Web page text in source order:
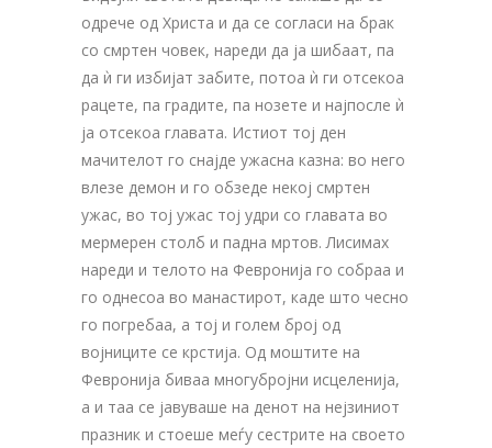
одрече од Христа и да се согласи на брак
со смртен човек, нареди да ја шибаат, па
да ѝ ги избијат забите, потоа ѝ ги отсекоа
рацете, па градите, па нозете и најпосле ѝ
ја отсекоа главата. Истиот тој ден
мачителот го снајде ужасна казна: во него
влезе демон и го обзеде некој смртен
ужас, во тој ужас тој удри со главата во
мермерен столб и падна мртов. Лисимах
нареди и телото на Февронија го собраа и
го однесоа во манастирот, каде што чесно
го погребаа, а тој и голем број од
војниците се крстија. Од моштите на
Февронија биваа многубројни исцеленија,
а и таа се јавуваше на денот на нејзиниот
празник и стоеше меѓу сестрите на своето